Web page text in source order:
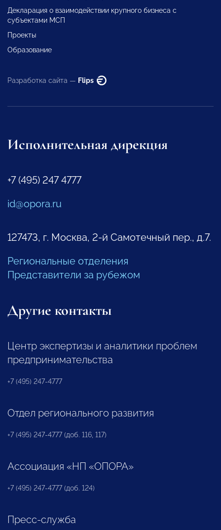
Декларация о взаимодействии крупного бизнеса с
субъектами МСП
Проекты
Образование
Разработка сайта — Flips
Исполнительная дирекция
+7 (495) 247 4777
id@opora.ru
127473, г. Москва, 2-й Самотечный пер., д.7.
Региональные отделения
Представители за рубежом
Другие контакты
Центр экспертизы и аналитики проблем
предпринимательства
+7 (495) 247-4777
Отдел регионального развития
+7 (495) 247-4777 (доб. 116, 117)
Ассоциация «НП «ОПОРА»
+7 (495) 247-4777 (доб. 124)
Пресс-служба